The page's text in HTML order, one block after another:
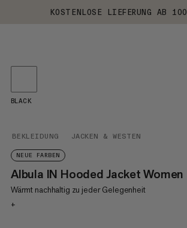
KOSTENLOSE LIEFERUNG AB
BEKLEIDUNG JACKEN & WESTEN
NEUE FARBEN
Albula IN Hooded Jacket Women
Wärmt nachhaltig zu jeder Gelegenheit
+
BLACK